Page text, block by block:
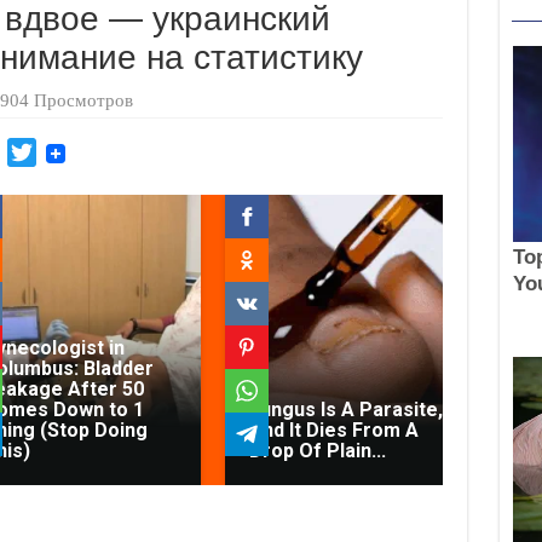
— украинский
на статистику
904 Просмотров
M
T
e
r
in
Bladder
After 50
Down to 1
(Stop Doing
Fungus Is A Parasite,
And It Dies From A
Drop Of Plain...